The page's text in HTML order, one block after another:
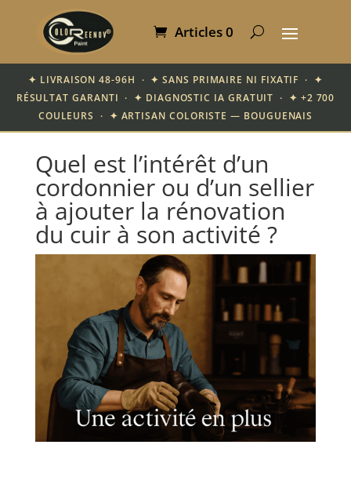
Articles 0
✦ LIVRAISON 48-96H · ✦ SANS PRIMAIRE NI FIXATIF · ✦
RÉSULTAT GARANTI · ✦ DIAGNOSTIC IA GRATUIT · ✦ +2 700
COULEURS · ✦ ARTISAN COLORISTE — BOUGUENAIS
Quel est l’intérêt d’un
cordonnier ou d’un sellier
à ajouter la rénovation
du cuir à son activité ?